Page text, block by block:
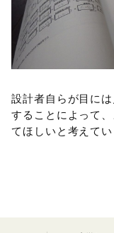
設計者自らが目に
することによって
てほしいと考えてい